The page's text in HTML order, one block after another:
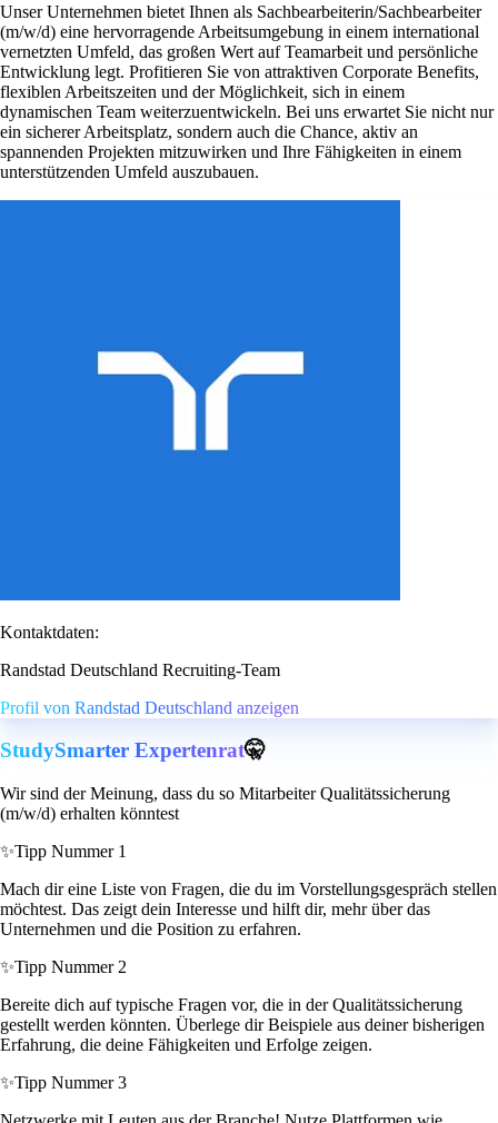
Unser Unternehmen bietet Ihnen als Sachbearbeiterin/Sachbearbeiter
(m/w/d) eine hervorragende Arbeitsumgebung in einem international
vernetzten Umfeld, das großen Wert auf Teamarbeit und persönliche
Entwicklung legt. Profitieren Sie von attraktiven Corporate Benefits,
flexiblen Arbeitszeiten und der Möglichkeit, sich in einem
dynamischen Team weiterzuentwickeln. Bei uns erwartet Sie nicht nur
ein sicherer Arbeitsplatz, sondern auch die Chance, aktiv an
spannenden Projekten mitzuwirken und Ihre Fähigkeiten in einem
unterstützenden Umfeld auszubauen.
Kontaktdaten:
Randstad Deutschland Recruiting-Team
Profil von Randstad Deutschland anzeigen
StudySmarter Expertenrat🤫
Wir sind der Meinung, dass du so Mitarbeiter Qualitätssicherung
(m/w/d) erhalten könntest
✨Tipp Nummer 1
Mach dir eine Liste von Fragen, die du im Vorstellungsgespräch stellen
möchtest. Das zeigt dein Interesse und hilft dir, mehr über das
Unternehmen und die Position zu erfahren.
✨Tipp Nummer 2
Bereite dich auf typische Fragen vor, die in der Qualitätssicherung
gestellt werden könnten. Überlege dir Beispiele aus deiner bisherigen
Erfahrung, die deine Fähigkeiten und Erfolge zeigen.
✨Tipp Nummer 3